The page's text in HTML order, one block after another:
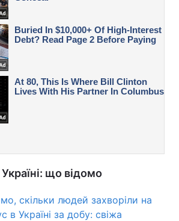
що відомо
скільки людей захворіли на
в Україні за добу: свіжа